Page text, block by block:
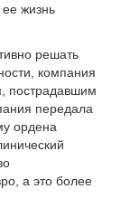
жизнь
решать
компания
пострадавшим
передала
ордена
а это более